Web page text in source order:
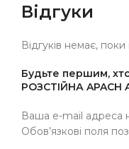
Відгуки
Відгуків немає,
Будьте першим,
РОЗСТІЙНА APACH
Ваша e-mail адреса
Обов’язкові поля